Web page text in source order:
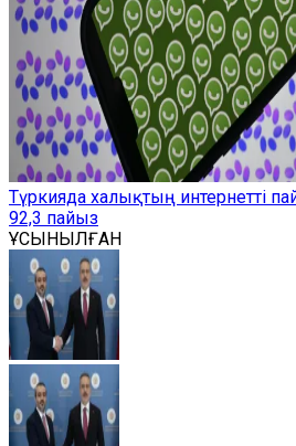
Түркияда халықтың интернетті
92,3 пайыз
ҰСЫНЫЛҒАН